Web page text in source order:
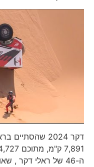
דקר 2024 שהסתיים